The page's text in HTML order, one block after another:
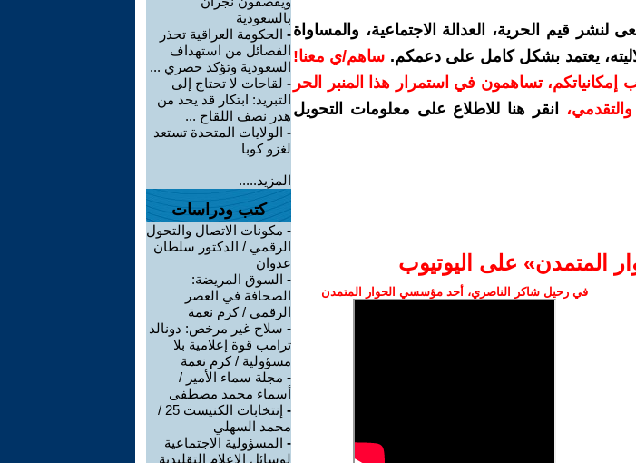
قيم الحرية، العدالة الاجتماعية، والمساواة
يعتمد بشكل كامل على دعمكم. ساهم/ي معنا!
أكثر حسب إمكانياتكم، تساهمون في استمرار هذا المنبر الحر
،
انقر هنا للاطلاع على معلومات التحويل
المتمدن» على اليوتيوب
في رحيل شاكر الناصري، أحد مؤسسي الحوار المتمدن
بالسعودية
- الحكومة العراقية تحذر
الفصائل من استهداف
السعودية وتؤكد حصري ...
- لقاحات لا تحتاج إلى
التبريد: ابتكار قد يحد من
هدر نصف اللقاح ...
- الولايات المتحدة تستعد
لغزو كوبا
المزيد.....
كتب ودراسات
- مكونات الاتصال والتحول
الرقمي / الدكتور سلطان
عدوان
- السوق المريضة:
الصحافة في العصر
الرقمي / كرم نعمة
- سلاح غير مرخص: دونالد
ترامب قوة إعلامية بلا
مسؤولية / كرم نعمة
- مجلة سماء الأمير /
أسماء محمد مصطفى
-
إنتخابات الكنيست 25 /
محمد السهلي
- المسؤولية الاجتماعية
لوسائل الإعلام التقليدية